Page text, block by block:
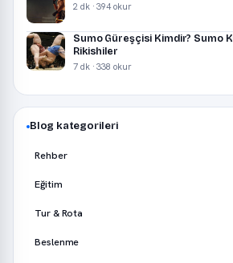
2 dk · 394 okur
Sumo Güreşçisi Kimdir? Sumo
Rikishiler
7 dk · 338 okur
Blog kategorileri
Rehber
Eğitim
Tur & Rota
Beslenme